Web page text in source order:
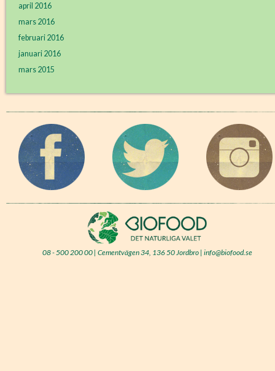
april 2016
mars 2016
februari 2016
januari 2016
mars 2015
08 - 500 200 00 | Cementvägen 34, 136 50 Jordbro | info@biofood.se